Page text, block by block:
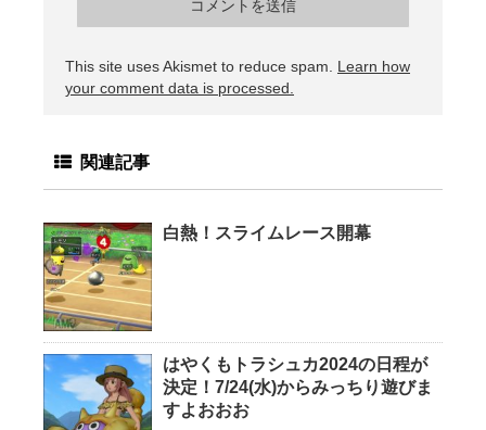
This site uses Akismet to reduce spam. Learn how
your comment data is processed.
関連記事
白熱！スライムレース開幕
はやくもトラシュカ2024の日程が
決定！7/24(水)からみっちり遊びま
すよおおお